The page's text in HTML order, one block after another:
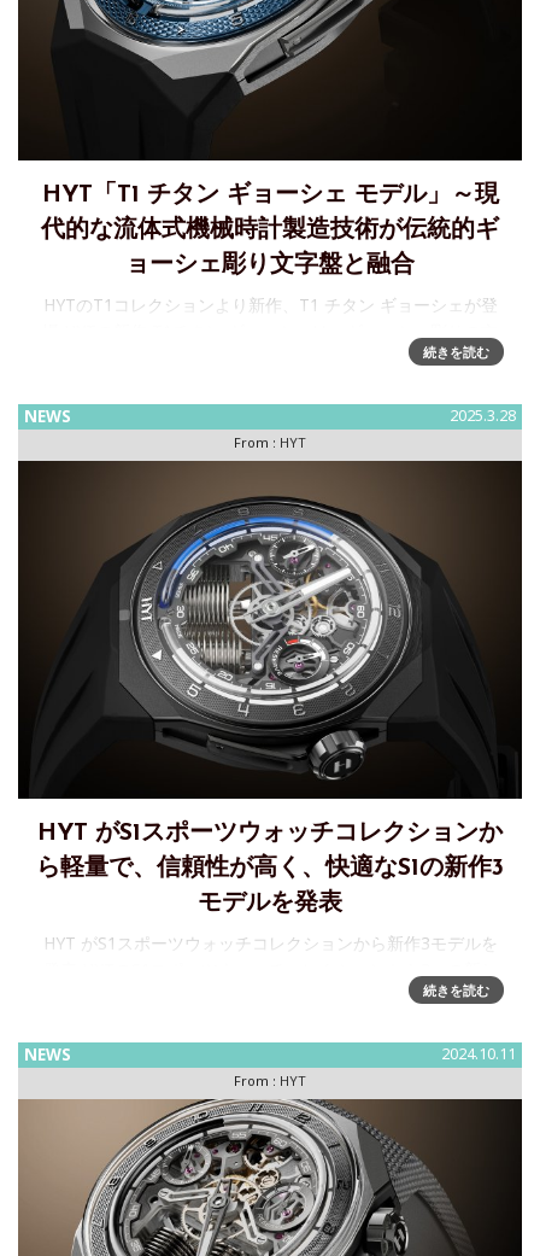
HYT「T1 チタン ギョーシェ モデル」～現
代的な流体式機械時計製造技術が伝統的ギ
ョーシェ彫り文字盤と融合
HYTのT1コレクションより新作、T1 チタン ギョーシェが登
字盤と、HYTならではのユニークな流体機械式時計製造技術
続きを読む
NEWS 2025.3.28
From : HYT
HYT がS1スポーツウォッチコレクションか
ら軽量で、信頼性が高く、快適なS1の新作3
モデルを発表
HYT がS1スポーツウォッチコレクションから新作3モデルを
いモデルが登場します。S1チタン DLC ブルー、S1チタン
続きを読む
NEWS 2024.10.11
From : HYT